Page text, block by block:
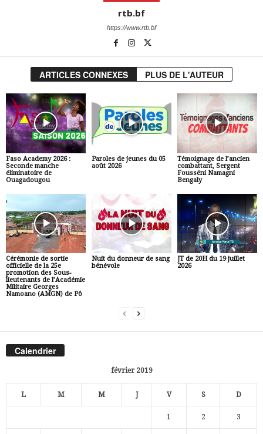
rtb.bf
https://www.rtb.bf
ARTICLES CONNEXES PLUS DE L'AUTEUR
Faso Academy 2026 :
Seconde manche
éliminatoire de
Ouagadougou
Paroles de jeunes du 05
août 2026
Témoignage de l’ancien
combattant, Sergent
Fousséni Namagni
Bengaly
Cérémonie de sortie
officielle de la 25e
promotion des Sous-
lieutenants de l’Académie
Militaire Georges
Namoano (AMGN) de Pô
Nuit du donneur de sang
bénévole
JT de 20H du 19 juillet
2026
Calendrier
février 2019
L M M J V S D
1 2 3